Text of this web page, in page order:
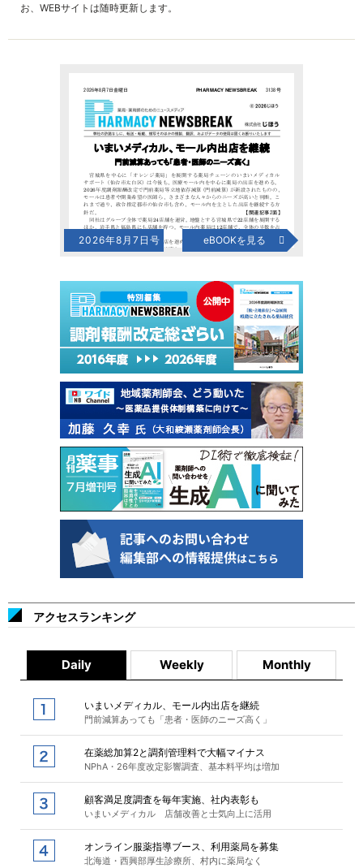
お、WEBサイトは随時更新します。
2026年8月7日号 eBOOKを見る
アクセスランキング
Daily Weekly Monthly
いまいメディカル、モール内出店を継続
門前減算あっても「患者・医師のニーズ高く」
在薬総加算2と調剤管理料で大幅マイナス
NPhA・26年度改定影響調査、基本料平均は増加
顧客満足度調査を毎年実施、社内表彰も
いまいメディカル 店舗改善と士気向上に活用
オンライン服薬指導ブース、利用薬局を募集
北海道・西興部厚生診療所、村内に薬局なく